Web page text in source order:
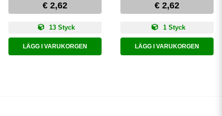
€ 2,62
13 Styck
LÄGG I VARUKORGEN
€ 2,62
1 Styck
LÄGG I VARUKORGEN